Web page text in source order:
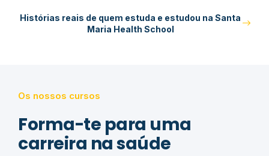
Histórias reais de quem estuda e estudou na Santa
Maria Health School
Os nossos cursos
Forma-te para uma
carreira na saúde